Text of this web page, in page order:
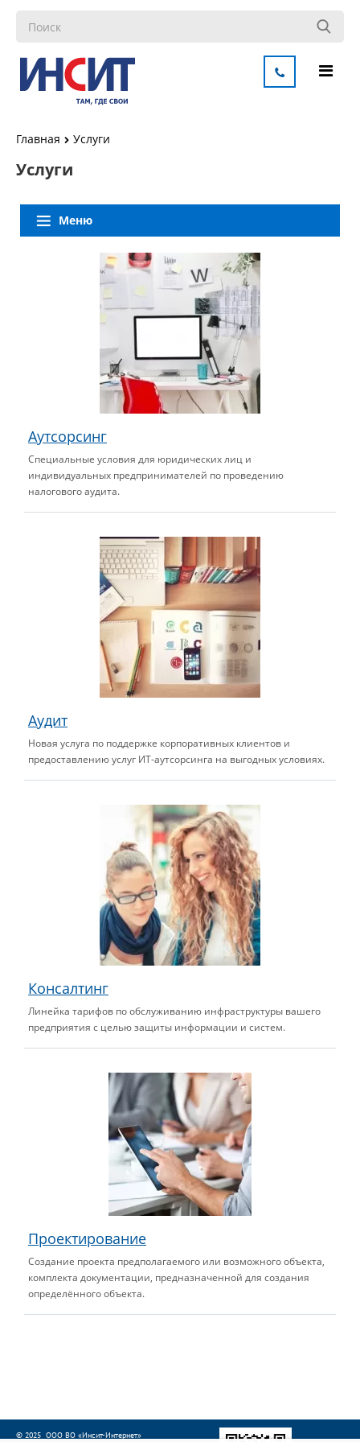
Услуги
Главная Услуги
Меню
Аутсорсинг
Специальные условия для юридических лиц и
индивидуальных предпринимателей по проведению
налогового аудита.
Аудит
Новая услуга по поддержке корпоративных клиентов и
предоставлению услуг ИТ-аутсорсинга на выгодных условиях.
Консалтинг
Линейка тарифов по обслуживанию инфраструктуры вашего
предприятия с целью защиты информации и систем.
Проектирование
Создание проекта предполагаемого или возможного объекта,
комплекта документации, предназначенной для создания
определённого объекта.
© 2025 ООО ВО «Инсит-Интернет»